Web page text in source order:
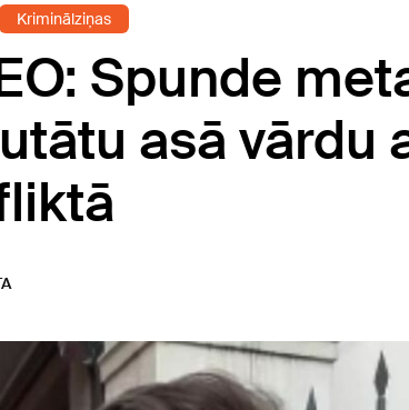
Kriminālziņas
Spunde
asā vārdu